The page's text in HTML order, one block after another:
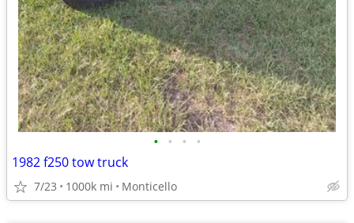
• • • •
1982 f250 tow truck
7/23 1000k mi Monticello